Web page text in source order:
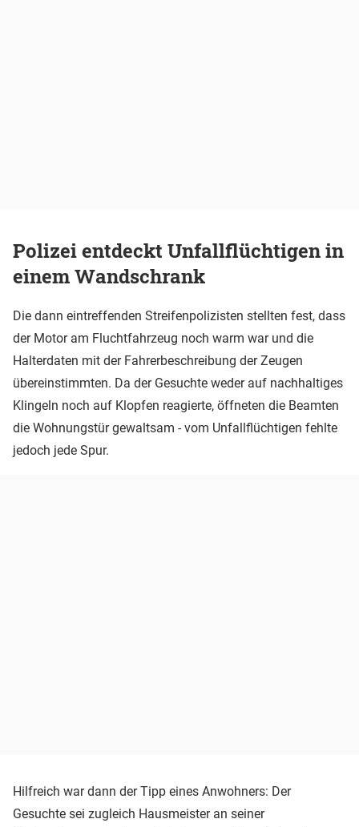
Polizei entdeckt Unfallflüchtigen in
einem Wandschrank
Die dann eintreffenden Streifenpolizisten stellten fest, dass
der Motor am Fluchtfahrzeug noch warm war und die
Halterdaten mit der Fahrerbeschreibung der Zeugen
übereinstimmten. Da der Gesuchte weder auf nachhaltiges
Klingeln noch auf Klopfen reagierte, öffneten die Beamten
die Wohnungstür gewaltsam - vom Unfallflüchtigen fehlte
jedoch jede Spur.
Hilfreich war dann der Tipp eines Anwohners: Der
Gesuchte sei zugleich Hausmeister an seiner